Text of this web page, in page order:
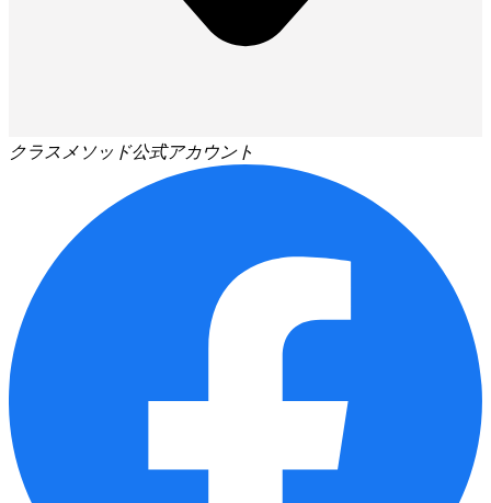
クラスメソッド公式アカウント